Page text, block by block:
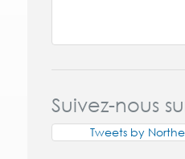
Suivez-nous
Tweets by